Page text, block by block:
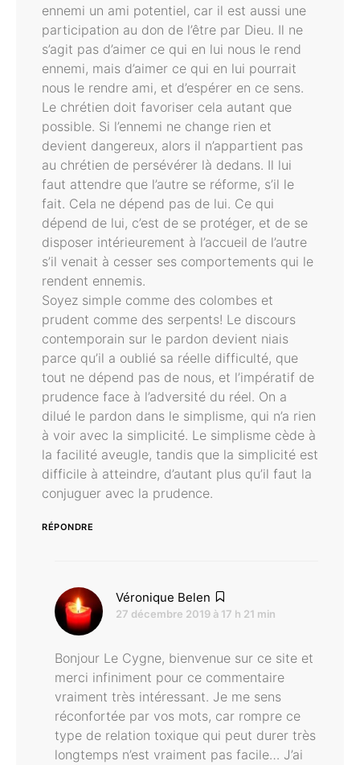
ennemi un ami potentiel, car il est aussi une
participation au don de l’être par Dieu. Il ne
s’agit pas d’aimer ce qui en lui nous le rend
ennemi, mais d’aimer ce qui en lui pourrait
nous le rendre ami, et d’espérer en ce sens.
Le chrétien doit favoriser cela autant que
possible. Si l’ennemi ne change rien et
devient dangereux, alors il n’appartient pas
au chrétien de persévérer là dedans. Il lui
faut attendre que l’autre se réforme, s’il le
fait. Cela ne dépend pas de lui. Ce qui
dépend de lui, c’est de se protéger, et de se
disposer intérieurement à l’accueil de l’autre
s’il venait à cesser ses comportements qui le
rendent ennemis.
Soyez simple comme des colombes et
prudent comme des serpents! Le discours
contemporain sur le pardon devient niais
parce qu’il a oublié sa réelle difficulté, que
tout ne dépend pas de nous, et l’impératif de
prudence face à l’adversité du réel. On a
dilué le pardon dans le simplisme, qui n’a rien
à voir avec la simplicité. Le simplisme cède à
la facilité aveugle, tandis que la simplicité est
difficile à atteindre, d’autant plus qu’il faut la
conjuguer avec la prudence.
RÉPONDRE
Véronique Belen
27 décembre 2019 à 17 h 21 min
Bonjour Le Cygne, bienvenue sur ce site et
merci infiniment pour ce commentaire
vraiment très intéressant. Je me sens
réconfortée par vos mots, car rompre ce
type de relation toxique qui peut durer très
longtemps n’est vraiment pas facile… J’ai